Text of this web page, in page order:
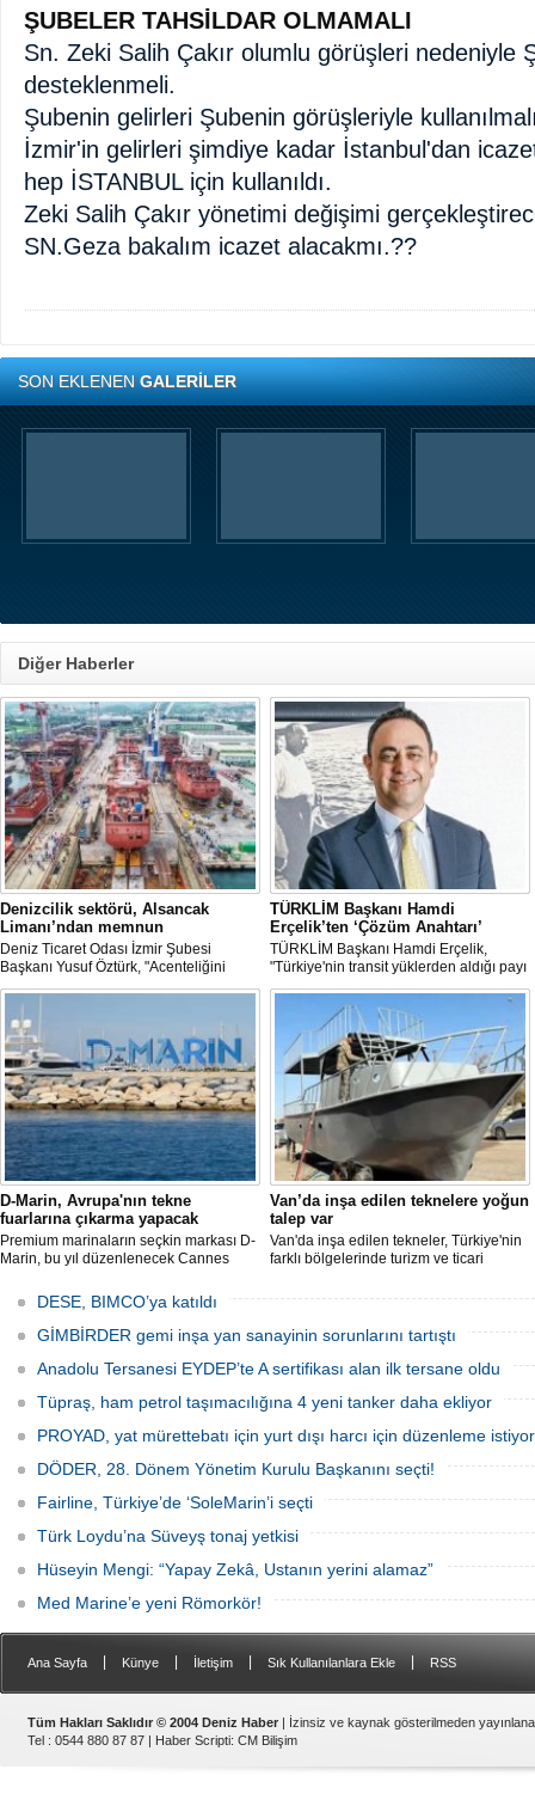
ŞUBELER TAHSİLDAR OLMAMALI
Sn. Zeki Salih Çakır olumlu görüşleri nedeniyle
desteklenmeli.
Şubenin gelirleri Şubenin görüşleriyle
İzmir'in gelirleri şimdiye kadar İstanbul'dan
hep İSTANBUL için kullanıldı.
Zeki Salih Çakır yönetimi değişimi
SN.Geza bakalım icazet alacakmı.??
SON EKLENENGALERİLER
Diğer Haberler
Denizcilik sektörü, Alsancak
Limanı’ndan memnun
Deniz Ticaret Odası İzmir Şubesi
Başkanı Yusuf Öztürk, "Acenteliğini
yaptığımız gemi sayesinde süreci
baştan sona takip etme fırsatı buldum.
İlk günden itibaren hizmet anlayışındaki
değişimi hissettik. Operasyonlar çok
hızlı şekilde tamamlandı" dedi
TÜRKLİM Başkanı Hamdi
Erçelik’ten ‘Çözüm Anahtarı’
TÜRKLİM Başkanı Hamdi Erçelik,
"Türkiye'nin transit yüklerden aldığı payı
artırmak için kamu-özel sektör
eşgüdümünü güçlendirmeli; liman,
demiryolu, kara yolu ve dijital altyapı
yatırımlarını bütüncül bir anlayışla
hayata geçirmeliyiz" dedi.
D-Marin, Avrupa'nın tekne
fuarlarına çıkarma yapacak
Premium marinaların seçkin markası D-
Marin, bu yıl düzenlenecek Cannes
Uluslararası Tekne Fuarı'nda
ziyaretçileriyle yeniden buluşmaya
hazırlanıyor.
Van’da inşa edilen teknelere yoğun
talep var
Van'da inşa edilen tekneler, Türkiye'nin
farklı bölgelerinde turizm ve ticari
göllerle buluşuyor. Müşterilerin
tekneler, donanım ve özelliklerine göre
şekillendirilerek teslim ediliyor.
DESE, BIMCO’ya katıldı
GİMBİRDER gemi inşa yan sanayinin sorunlarını tartıştı
Anadolu Tersanesi EYDEP’te A sertifikası alan ilk tersane oldu
Tüpraş, ham petrol taşımacılığına 4 yeni tanker daha ekliyor
PROYAD, yat mürettebatı için yurt dışı harcı için düzenleme istiyor
DÖDER, 28. Dönem Yönetim Kurulu Başkanını seçti!
Fairline, Türkiye’de ‘SoleMarin’i seçti
Türk Loydu’na Süveyş tonaj yetkisi
Hüseyin Mengi: “Yapay Zekâ, Ustanın yerini alamaz”
Med Marine’e yeni Römorkör!
Ana Sayfa Künye İletişim Sık Kullanılanlara Ekle RSS
Tüm Hakları Saklıdır © 2004 Deniz Haber | İzinsiz ve kaynak gösterilmeden
Tel : 0544 880 87 87 | Haber Scripti: CM Bilişim